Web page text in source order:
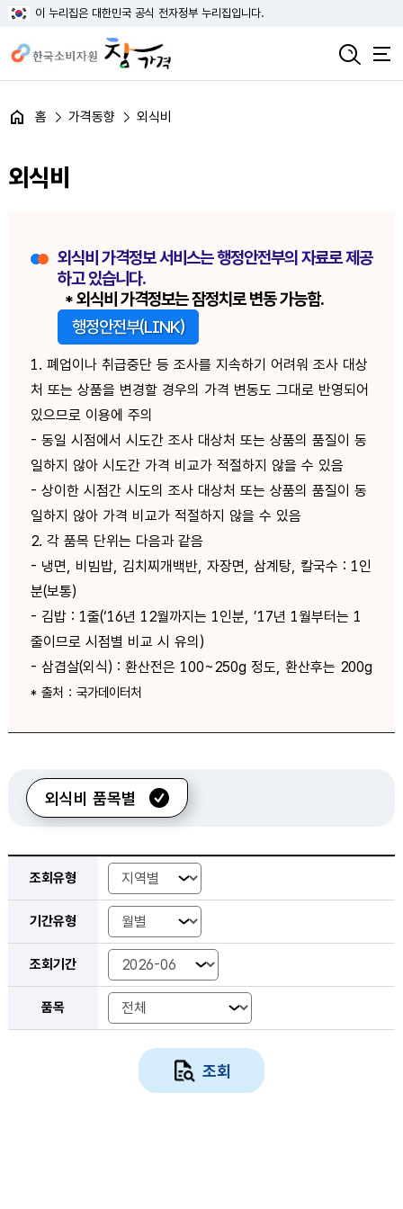
이 누리집은 대한민국 공식 전자정부 누리집입니다.
홈 가격동향 외식비
외식비
외식비 가격정보 서비스는 행정안전부의 자료로 제공
하고 있습니다.
* 외식비 가격정보는 잠정치로 변동 가능함.
행정안전부(LINK)
1. 폐업이나 취급중단 등 조사를 지속하기 어려워 조사 대상
처 또는 상품을 변경할 경우의 가격 변동도 그대로 반영되어
있으므로 이용에 주의
- 동일 시점에서 시도간 조사 대상처 또는 상품의 품질이 동
일하지 않아 시도간 가격 비교가 적절하지 않을 수 있음
- 상이한 시점간 시도의 조사 대상처 또는 상품의 품질이 동
일하지 않아 가격 비교가 적절하지 않을 수 있음
2. 각 품목 단위는 다음과 같음
- 냉면, 비빔밥, 김치찌개백반, 자장면, 삼계탕, 칼국수 : 1인
분(보통)
- 김밥 : 1줄(‘16년 12월까지는 1인분, ’17년 1월부터는 1
줄이므로 시점별 비교 시 유의)
- 삼겹살(외식) : 환산전은 100~250g 정도, 환산후는 200g
* 출처 : 국가데이터처
외식비 품목별
조회유형
기간유형
조회기간
품목
조회